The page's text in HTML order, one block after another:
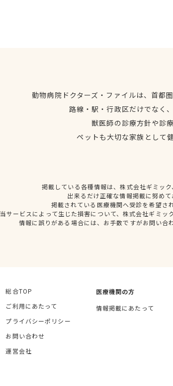
動物病院ドクターズ・ファイルは、首都
路線・駅・行政区だけでなく
獣医師の診療方針や診
ペットも大切な家族として
掲載している各種情報は、株式会社ギミッ
出来るだけ正確な情報掲載に努め
掲載されている医療機関へ受診を希望さ
当サービスによって生じた損害について、株式会社ギミ
情報に誤りがある場合には、お手数ですがお問い
総合TOP
ご利用にあたって
プライバシーポリシー
お問い合わせ
運営会社
医療機関の方
情報掲載にあたって